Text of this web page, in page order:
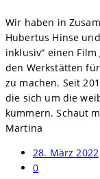
Wir haben in
Hubertus Hinse
inklusiv“ einen
den Werkstätten
zu machen. Seit
die sich um die
kümmern. Schaut
Martina
28. März 2022
0